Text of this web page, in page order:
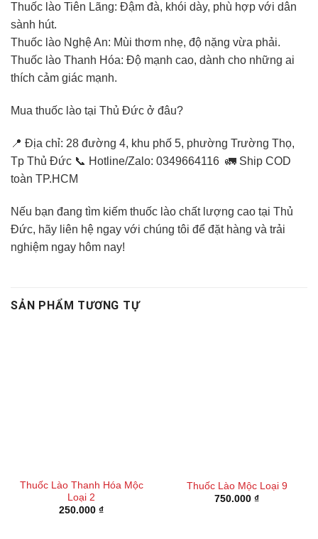
Thuốc lào Tiên Lãng: Đậm đà, khói dày, phù hợp với dân
sành hút.
Thuốc lào Nghệ An: Mùi thơm nhẹ, độ nặng vừa phải.
Thuốc lào Thanh Hóa: Độ mạnh cao, dành cho những ai
thích cảm giác mạnh.
Mua thuốc lào tại Thủ Đức ở đâu?
📍 Địa chỉ: 28 đường 4, khu phố 5, phường Trường Thọ,
Tp Thủ Đức 📞 Hotline/Zalo: 0349664116 🚛 Ship COD
toàn TP.HCM
Nếu bạn đang tìm kiếm thuốc lào chất lượng cao tại Thủ
Đức, hãy liên hệ ngay với chúng tôi để đặt hàng và trải
nghiệm ngay hôm nay!
SẢN PHẨM TƯƠNG TỰ
Thuốc Lào Thanh Hóa Mộc
Loại 2
250.000 ₫
Thuốc Lào Mộc Loại 9
750.000 ₫